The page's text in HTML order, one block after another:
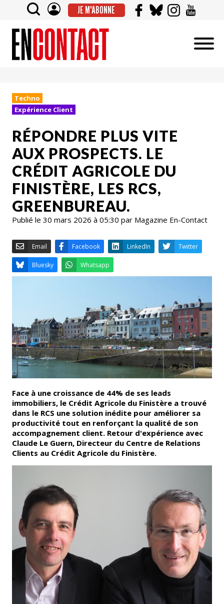
JE M'ABONNE
Techno
Expérience Client
RÉPONDRE PLUS VITE
AUX PROSPECTS. LE
CRÉDIT AGRICOLE DU
FINISTÈRE, LES RCS,
GREENBUREAU.
Publié le 30 mars 2026 à 05:30 par Magazine En-Contact
Facebook LinkedIn
Bluesky Whatsapp
Face à une croissance de 44% de ses leads
immobiliers, le Crédit Agricole du Finistère a trouvé
dans le RCS une solution inédite pour améliorer sa
productivité tout en renforçant la qualité de son
accompagnement client. Retour d'expérience avec
Claude Le Guern, Directeur du Centre de Relations
Clients au Crédit Agricole du Finistère.